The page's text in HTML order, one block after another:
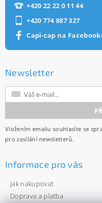
+420 22 22 0 11 44
+420 774 887 327
Capi-cap na
Newsletter
Vložením emailu souhlasíte se
pro zasílání newsletterů.
Informace pro vás
Jak nakupovat
Doprava a platba